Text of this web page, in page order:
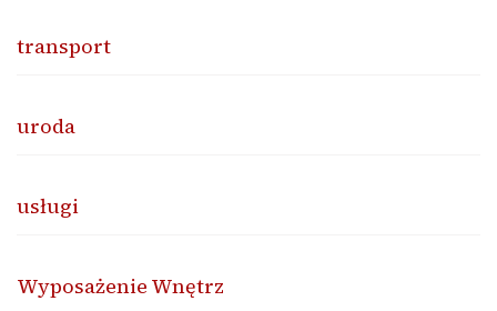
transport
uroda
usługi
Wyposażenie Wnętrz